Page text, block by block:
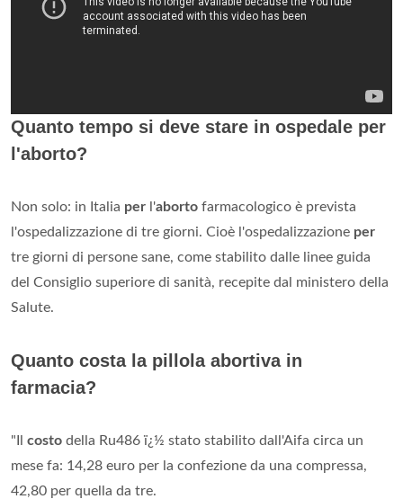
Quanto tempo si deve stare in ospedale per
l'aborto?
Non solo: in Italia per l'aborto farmacologico è prevista
l'ospedalizzazione di tre giorni. Cioè l'ospedalizzazione per
tre giorni di persone sane, come stabilito dalle linee guida
del Consiglio superiore di sanità, recepite dal ministero della
Salute.
Quanto costa la pillola abortiva in
farmacia?
"Il costo della Ru486 ï¿½ stato stabilito dall'Aifa circa un
mese fa: 14,28 euro per la confezione da una compressa,
42,80 per quella da tre.